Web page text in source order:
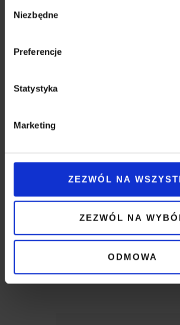
analitycznym. Partnerzy mogą
innymi danymi otrzymanymi od Ciebie
zgody
Niezbędne
Preferencje
Statystyka
Marketing
ZEZWÓL NA
ZEZWÓL NA
ODMOWA
ZOBACZ JAK DO
DOJECHAĆ
Nasza